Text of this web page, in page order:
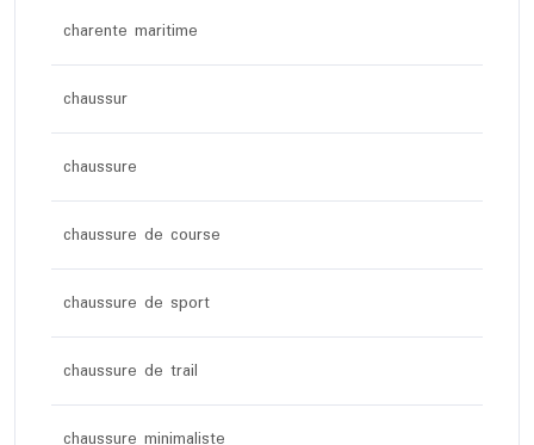
charente maritime
chaussur
chaussure
chaussure de course
chaussure de sport
chaussure de trail
chaussure minimaliste